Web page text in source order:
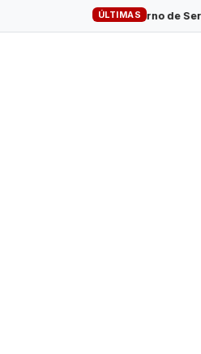
ÚLTIMAS
governo de Sergipe em 2026 ·